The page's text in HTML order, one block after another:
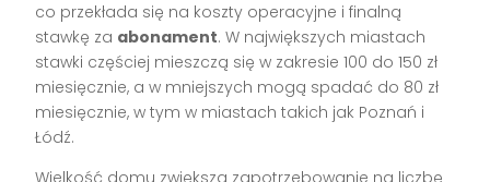
co przekłada się na koszty operacyjne i finalną
stawkę za abonament. W największych miastach
stawki częściej mieszczą się w zakresie 100 do 150 zł
miesięcznie, a w mniejszych mogą spadać do 80 zł
miesięcznie, w tym w miastach takich jak Poznań i
Łódź.